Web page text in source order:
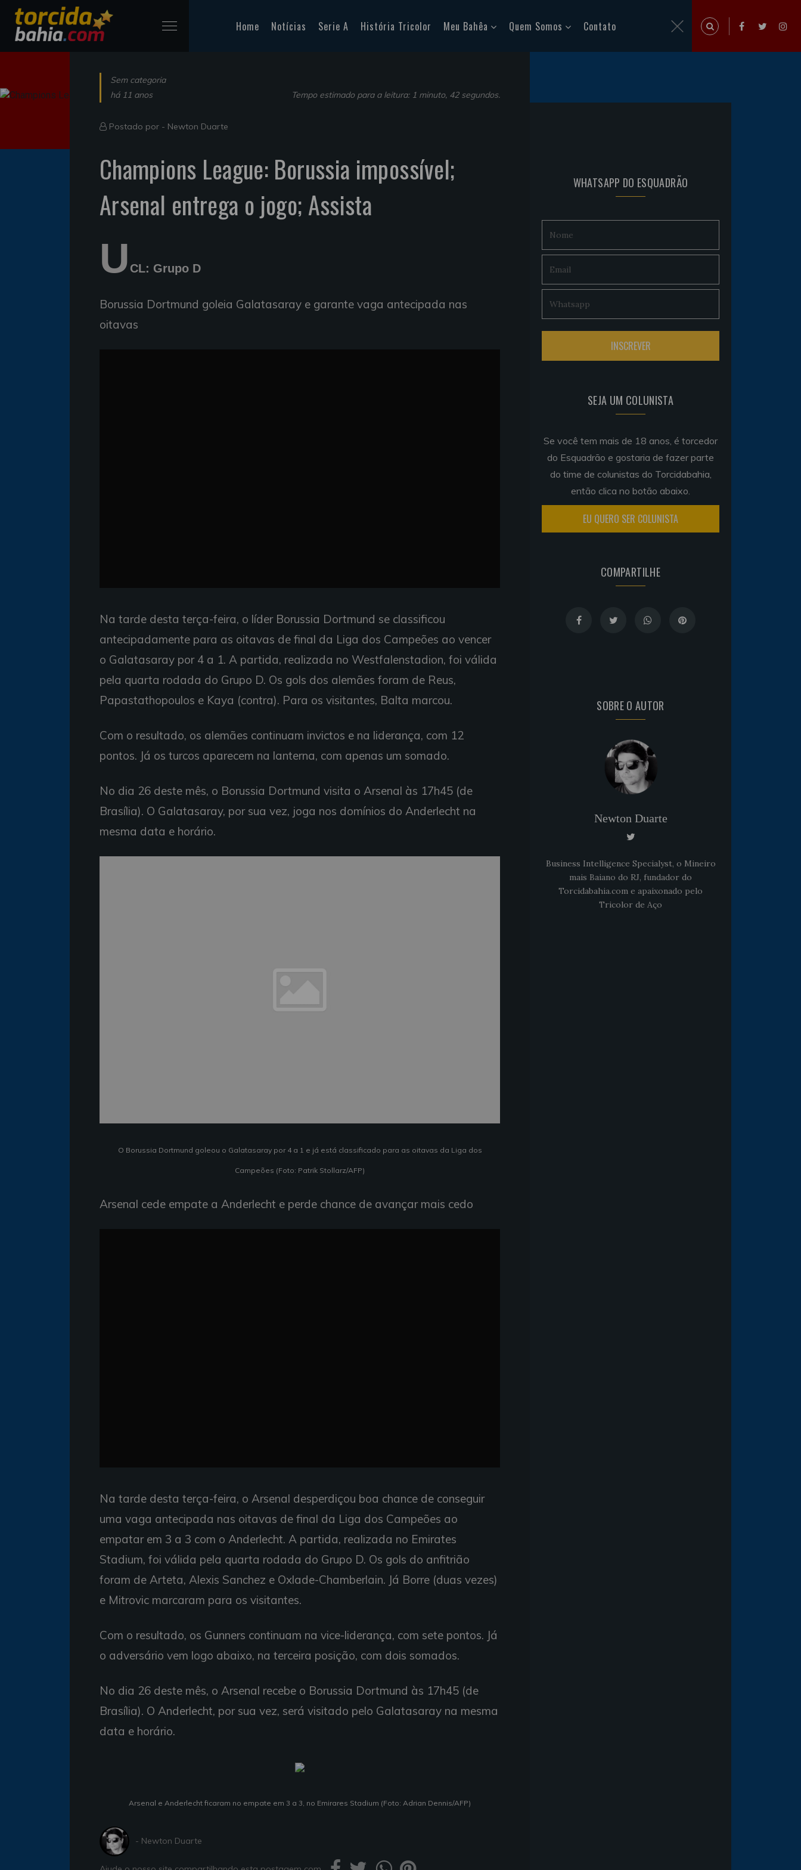
Home Notícias Serie A História Tricolor Meu Bahêa Quem Somos Contato
Sem categoria
há 11 anos
Tempo estimado para a leitura: 1 minuto, 42 segundos.
Postado por - Newton Duarte
Champions League: Borussia impossível;
Arsenal entrega o jogo; Assista
U CL: Grupo D
Borussia Dortmund goleia Galatasaray e garante vaga antecipada nas
oitavas
Na tarde desta terça-feira, o líder Borussia Dortmund se classificou
antecipadamente para as oitavas de final da Liga dos Campeões ao vencer
o Galatasaray por 4 a 1. A partida, realizada no Westfalenstadion, foi válida
pela quarta rodada do Grupo D. Os gols dos alemães foram de Reus,
Papastathopoulos e Kaya (contra). Para os visitantes, Balta marcou.
Com o resultado, os alemães continuam invictos e na liderança, com 12
pontos. Já os turcos aparecem na lanterna, com apenas um somado.
No dia 26 deste mês, o Borussia Dortmund visita o Arsenal às 17h45 (de
Brasília). O Galatasaray, por sua vez, joga nos domínios do Anderlecht na
mesma data e horário.
O Borussia Dortmund goleou o Galatasaray por 4 a 1 e já está classificado para as oitavas da Liga dos
Campeões (Foto: Patrik Stollarz/AFP)
Arsenal cede empate a Anderlecht e perde chance de avançar mais cedo
Na tarde desta terça-feira, o Arsenal desperdiçou boa chance de conseguir
uma vaga antecipada nas oitavas de final da Liga dos Campeões ao
empatar em 3 a 3 com o Anderlecht. A partida, realizada no Emirates
Stadium, foi válida pela quarta rodada do Grupo D. Os gols do anfitrião
foram de Arteta, Alexis Sanchez e Oxlade-Chamberlain. Já Borre (duas vezes)
e Mitrovic marcaram para os visitantes.
Com o resultado, os Gunners continuam na vice-liderança, com sete pontos. Já
o adversário vem logo abaixo, na terceira posição, com dois somados.
No dia 26 deste mês, o Arsenal recebe o Borussia Dortmund às 17h45 (de
Brasília). O Anderlecht, por sua vez, será visitado pelo Galatasaray na mesma
data e horário.
Arsenal e Anderlecht ficaram no empate em 3 a 3, no Emirares Stadium (Foto: Adrian Dennis/AFP)
- Newton Duarte
WHATSAPP DO ESQUADRÃO
SEJA UM COLUNISTA
Se você tem mais de 18 anos, é torcedor
do Esquadrão e gostaria de fazer parte
do time de colunistas do Torcidabahia,
então clica no botão abaixo.
EU QUERO SER COLUNISTA
COMPARTILHE
SOBRE O AUTOR
Newton Duarte
Business Intelligence Specialyst, o Mineiro
mais Baiano do RJ, fundador do
Torcidabahia.com e apaixonado pelo
Tricolor de Aço